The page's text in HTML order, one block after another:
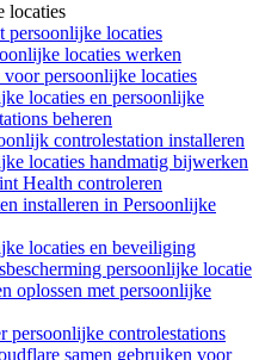
locaties
persoonlijke locaties
locaties werken
voor persoonlijke locaties
locaties en persoonlijke
beheren
controlestation installeren
locaties handmatig bijwerken
Health controleren
installeren in Persoonlijke
locaties en beveiliging
persoonlijke locatie
oplossen met persoonlijke
persoonlijke controlestations
samen gebruiken voor